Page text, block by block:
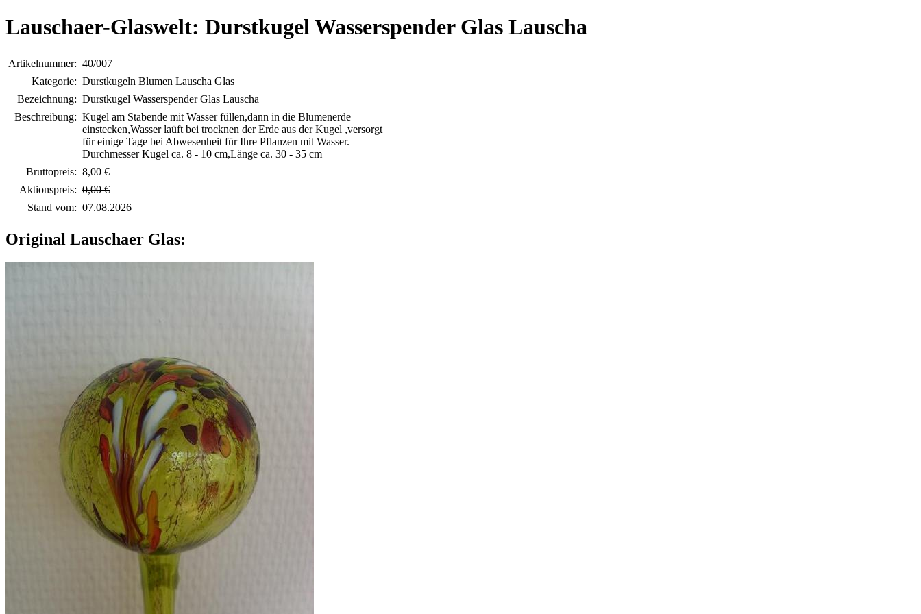
Lauschaer-Glaswelt: Durstkugel Wasserspender Glas Lauscha
Artikelnummer: 40/007
Kategorie: Durstkugeln Blumen Lauscha Glas
Bezeichnung: Durstkugel Wasserspender Glas Lauscha
Beschreibung: Kugel am Stabende mit Wasser füllen,dann in die Blumenerde
einstecken,Wasser laüft bei trocknen der Erde aus der Kugel ,versorgt
für einige Tage bei Abwesenheit für Ihre Pflanzen mit Wasser.
Durchmesser Kugel ca. 8 - 10 cm,Länge ca. 30 - 35 cm
Bruttopreis: 8,00 €
Aktionspreis: 0,00 €
Stand vom: 07.08.2026
Original Lauschaer Glas: